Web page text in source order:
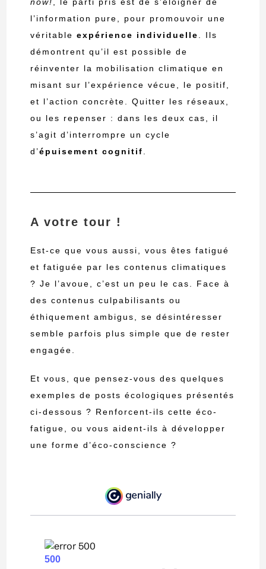
now!, le parti pris est de s’éloigner de
l’information pure, pour promouvoir une
véritableexpérience individuelle. Ils
démontrent qu’il est possible de
réinventer la mobilisation climatique en
misant sur l’expérience vécue, le positif,
et l’action concrète. Quitter les réseaux,
ou les repenser : dans les deux cas, il
s’agit d’interrompre un cycle
d’épuisement cognitif.
A votre tour !
Est-ce que vous aussi, vous êtes fatigué
et fatiguée par les contenus climatiques
? Je l’avoue, c’est un peu le cas. Face à
des contenus culpabilisants ou
éthiquement ambigus, se désintéresser
semble parfois plus simple que de rester
engagée.
Et vous, que pensez-vous des quelques
exemples de posts écologiques présentés
ci-dessous ? Renforcent-ils cette éco-
fatigue, ou vous aident-ils à développer
une forme d’éco-conscience ?